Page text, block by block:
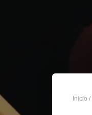
Inicio /